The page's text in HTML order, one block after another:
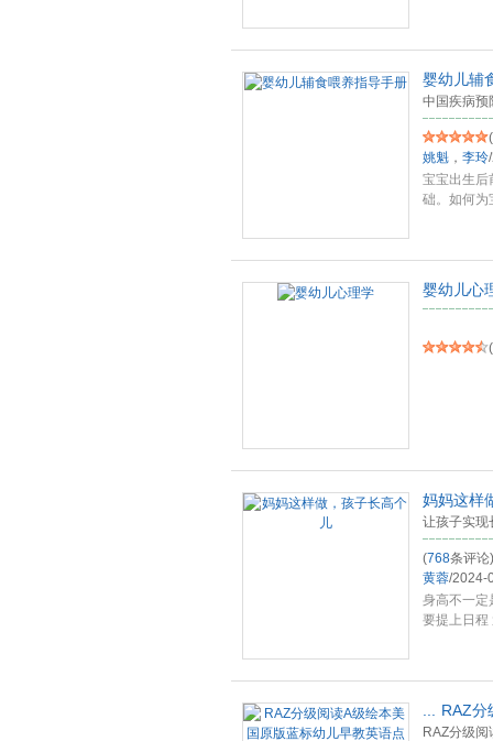
婴幼儿辅
中国疾病预
(
姚魁 ， 李玲/
宝宝出生后
础。如何为
婴幼儿心
(
妈妈这样
让孩子实现
(768条评论)
黄蓉/2024-
身高不一定
要提上日程
RAZ分
RAZ分级